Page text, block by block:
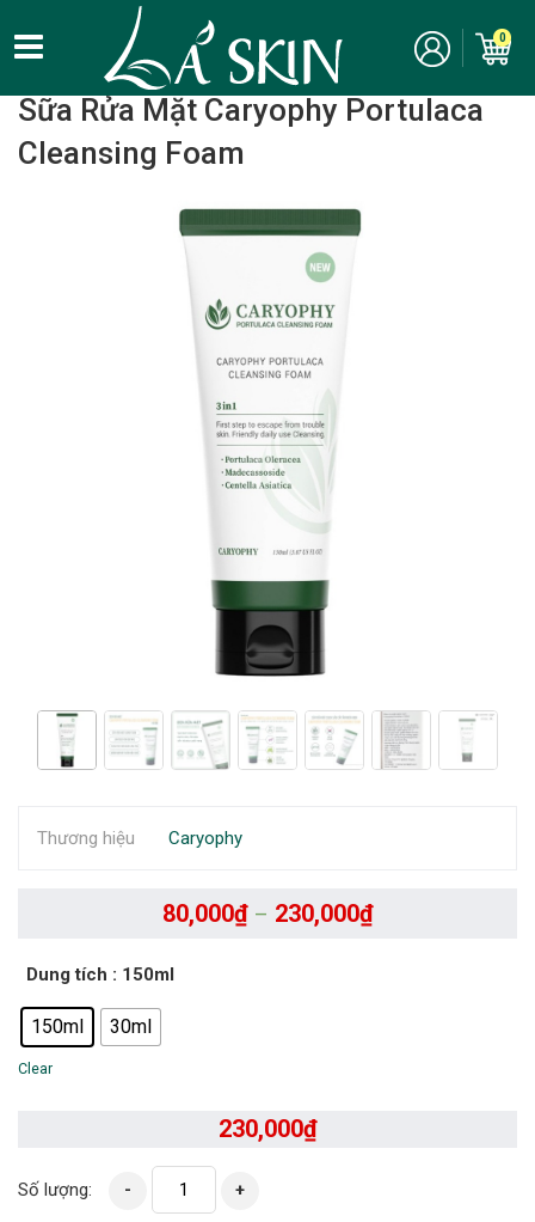
0
Home Chăm Sóc Da Mặt - Skincare/ Sữa rửa mặt
Sữa Rửa Mặt Caryophy Portulaca
Cleansing Foam
80,000₫– 230,000₫
Dung tích : 150ml
150ml 30ml
Clear
230,000₫
Số lượng: - +
Thương hiệu Caryophy